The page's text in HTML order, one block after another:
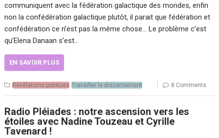
communiquent avec la fédération galactique des mondes, enfin
non la confédération galactique plutôt, il parait que fédération et
confédération ce n’est pas la même chose… Le problème c’est
qu’Elena Danaan s’est…
EN SAVOIR PLUS
Révélations pointues Travailler le discernement 8 Comments
Radio Pléiades : notre ascension vers les
étoiles avec Nadine Touzeau et Cyrille
Tavenard !